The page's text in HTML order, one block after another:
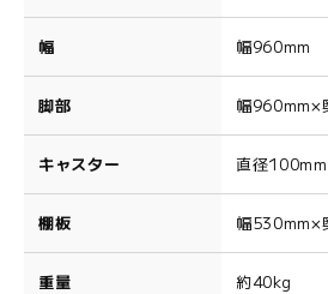
幅 幅960mm
脚部 幅960mm×
キャスター 直径
棚板 幅530mm×
重量 約40kg